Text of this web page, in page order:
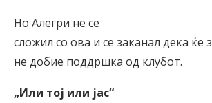
Но Алегри не се
сложил со ова и се заканал дека ќе
не добие поддршка од клубот.
„Или тој или јас“